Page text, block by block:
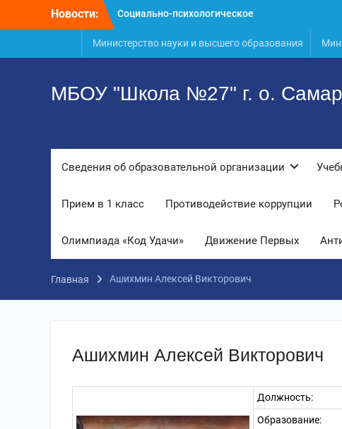
Новости:
Социально-психологическое
опора для вашей семьи
«Уроки географии»
Министерство науки и высшего образования
МБОУ "Школа №27" г. о.
Сведения об образовательной организации
Прием в 1 класс Противодействие коррупции
Олимпиада «Код Удачи» Движение Первых
Главная Ашихмин Алексей Викторович
Ашихмин Алексей Викторович
Должность:
Образование: